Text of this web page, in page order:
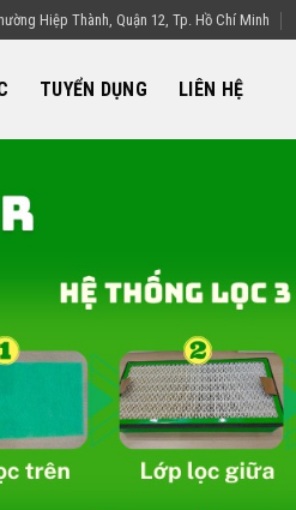
Hiệp Thành, Quận 12, Tp. Hồ Chí Minh
TUYỂN DỤNG LIÊN HỆ